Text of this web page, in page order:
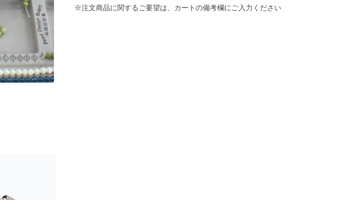
※注文商品に関するご要望は、カートの備考欄にご入力ください